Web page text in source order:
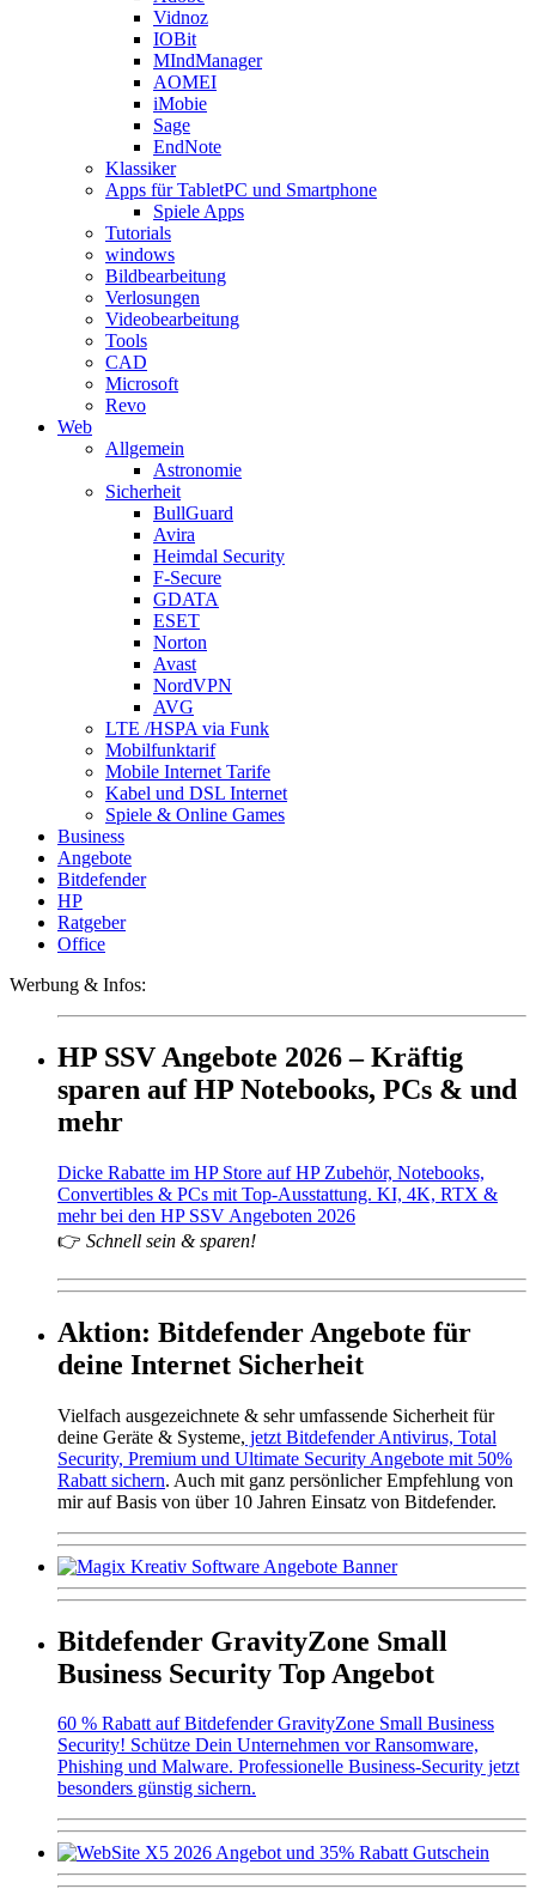
Vidnoz
IOBit
MIndManager
AOMEI
iMobie
Sage
EndNote
Klassiker
Apps für TabletPC und Smartphone
Spiele Apps
Tutorials
windows
Bildbearbeitung
Verlosungen
Videobearbeitung
Tools
CAD
Microsoft
Revo
Web
Allgemein
Astronomie
Sicherheit
BullGuard
Avira
Heimdal Security
F-Secure
GDATA
ESET
Norton
Avast
NordVPN
AVG
LTE /HSPA via Funk
Mobilfunktarif
Mobile Internet Tarife
Kabel und DSL Internet
Spiele & Online Games
Business
Angebote
Bitdefender
HP
Ratgeber
Office
Werbung & Infos:
HP SSV Angebote 2026 – Kräftig
sparen auf HP Notebooks, PCs & und
mehr
Dicke Rabatte im HP Store auf HP Zubehör, Notebooks,
Convertibles & PCs mit Top-Ausstattung. KI, 4K, RTX &
mehr bei den HP SSV Angeboten 2026
👉 Schnell sein & sparen!
Aktion: Bitdefender Angebote für
deine Internet Sicherheit
Vielfach ausgezeichnete & sehr umfassende Sicherheit für
deine Geräte & Systeme, jetzt Bitdefender Antivirus, Total
Security, Premium und Ultimate Security Angebote mit 50%
Rabatt sichern. Auch mit ganz persönlicher Empfehlung von
mir auf Basis von über 10 Jahren Einsatz von Bitdefender.
Bitdefender GravityZone Small
Business Security Top Angebot
60 % Rabatt auf Bitdefender GravityZone Small Business
Security! Schütze Dein Unternehmen vor Ransomware,
Phishing und Malware. Professionelle Business-Security jetzt
besonders günstig sichern.